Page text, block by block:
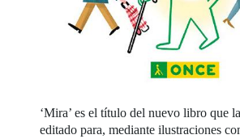
‘Mira’ es el título del nuevo libro que
editado para, mediante ilustraciones